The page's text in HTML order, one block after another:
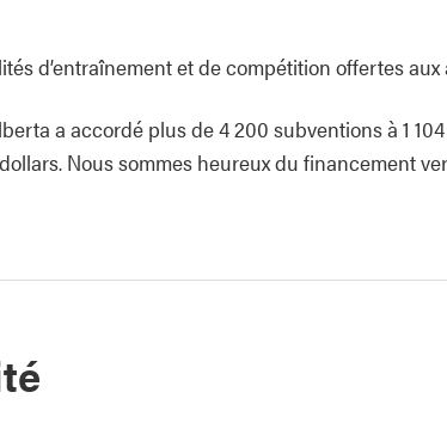
d’entraînement et de compétition offertes aux
a accordé plus de 4 200 subventions à 1
Nous sommes heureux du financement